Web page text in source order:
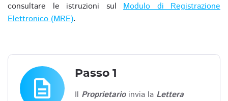
consultare le istruzioni sul Modulo di Registrazione
Elettronico (MRE).
description
Passo 1
Il Proprietarioinvia la Lettera